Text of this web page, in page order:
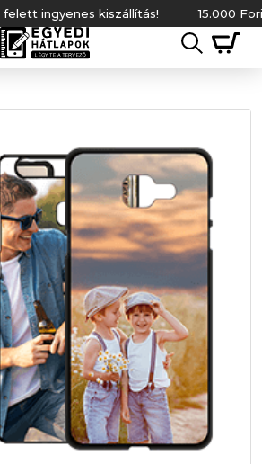
ingyenes kiszállítás! 15.000 Forint